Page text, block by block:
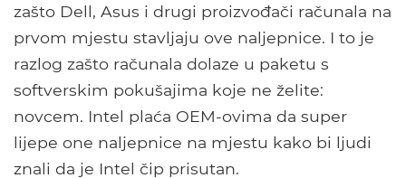
zašto Dell, Asus i drugi proizvođači računala na
prvom mjestu stavljaju ove naljepnice. I to je
razlog zašto računala dolaze u paketu s
softverskim pokušajima koje ne želite:
novcem. Intel plaća OEM-ovima da super
lijepe one naljepnice na mjestu kako bi ljudi
znali da je Intel čip prisutan.